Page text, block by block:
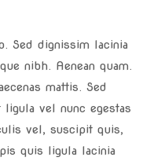
Sed dignissim lacinia
nibh. Aenean quam.
mattis. Sed
vel nunc egestas
vel, suscipit quis,
quis ligula lacinia